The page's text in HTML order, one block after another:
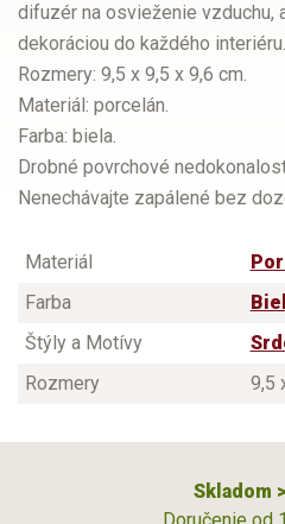
difuzér na osvieženie vzduchu,
dekoráciou do každého interiéru.
Rozmery: 9,5 x 9,5 x 9,6 cm.
Materiál: porcelán.
Farba: biela.
Drobné povrchové
Nenechávajte zapálené bez
Materiál
Farba
Štýly a Motívy
Rozmery
9,5
Skladom